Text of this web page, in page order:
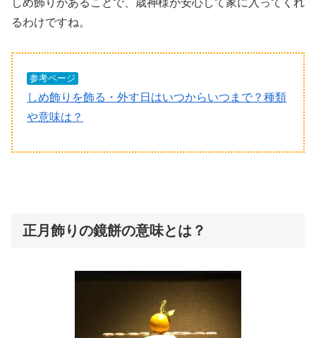
るわけですね。
参考ページ
しめ飾りを飾る・外す日はいつからいつまで？種類
や意味は？
正月飾りの鏡餅の意味とは？